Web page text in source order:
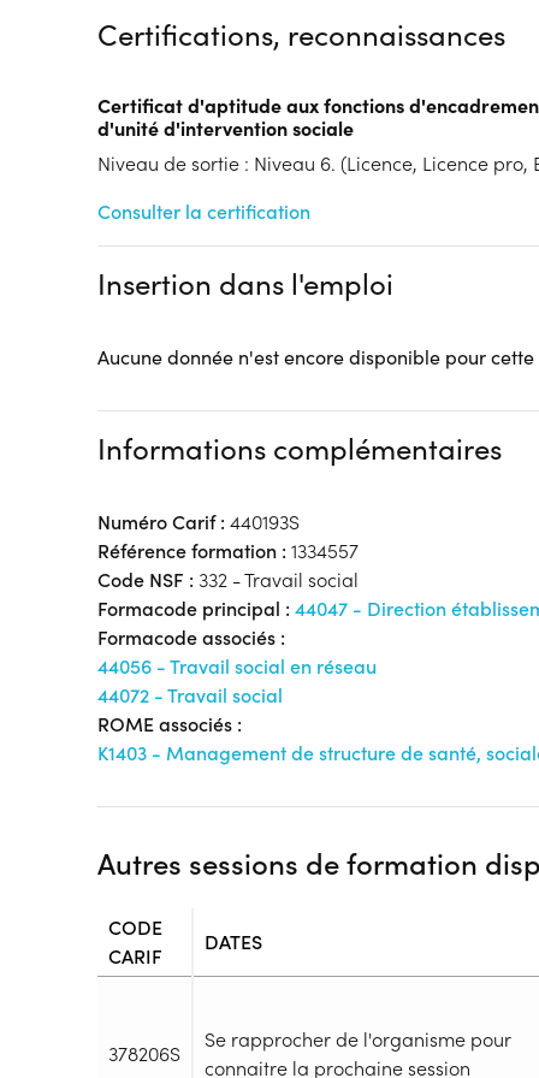
Dispositif
Financements à déterminer selon la situation du
Modalités d'enseignement :Formation hybride
Lieu de formation
59120 Loos
Accueil sur le lieu de formation
Accès handicap :
Accès conforme
Hébergement :Non
Transport :Bus, train, métro
Certifications, reconnaissances
Certificat d'aptitude aux fonctions
d'unité d'intervention sociale
Niveau de sortie : Niveau 6. (Licence, Licence pro,
Consulter la certification
Insertion dans l'emploi
Aucune donnée n'est encore disponible pour
Informations complémentaires
Numéro Carif : 440193S
Référence formation : 1334557
Code NSF : 332 - Travail social
Formacode principal : 44047 - Direction
Formacode associés :
44056 - Travail social en réseau
44072 - Travail social
ROME associés :
K1403 - Management de structure de santé,
Autres sessions de formation
CODE
CARIF
DATES
378206S
Se rapprocher de l'organisme pour
connaitre la prochaine session